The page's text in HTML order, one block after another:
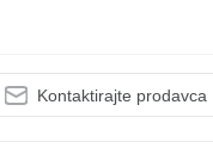
Kontaktirajte prodavca